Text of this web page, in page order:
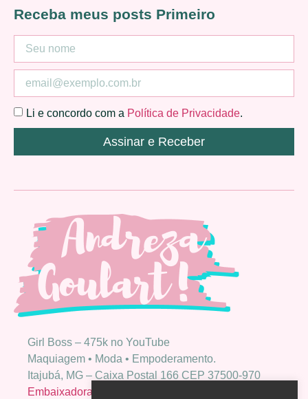
Girl Boss – 475k no YouTube
Maquiagem • Moda • Empoderamento.
Itajubá, MG – Caixa Postal 166 CEP 37500-970
Embaixadora Bio Extratus
Receba meus posts Primeiro
Li e concordo com a Política de Privacidade.
Assinar e Receber